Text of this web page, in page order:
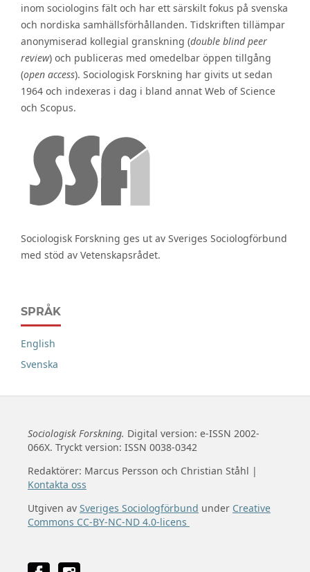
inom sociologins fält och har ett särskilt fokus på svenska
och nordiska samhällsförhållanden. Tidskriften tillämpar
anonymiserad kollegial granskning (double blind peer
review) och publiceras med omedelbar öppen tillgång
(open access). Sociologisk Forskning har givits ut sedan
1964 och indexeras i dag i bland annat Web of Science
och Scopus.
Sociologisk Forskning ges ut av Sveriges Sociologförbund
med stöd av Vetenskapsrådet.
SPRÅK
English
Svenska
Sociologisk Forskning. Digital version: e-ISSN 2002-
066X. Tryckt version: ISSN 0038-0342
Redaktörer: Marcus Persson och Christian Ståhl |
Kontakta oss
Utgiven av Sveriges Sociologförbund under Creative
Commons CC-BY-NC-ND 4.0-licens